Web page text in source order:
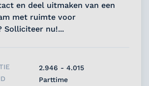
en deel uitmaken van een
met ruimte voor
Solliciteer nu!...
2.946 - 4.015
Parttime